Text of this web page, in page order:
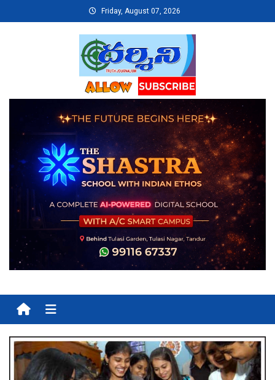
to
Friday, August 07, 2026
Menu